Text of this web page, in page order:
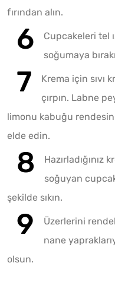
fırından alın.
Cupcakeleri tel
soğumaya
Krema için sıvı
çırpın. Labne
limonu kabuğu
elde edin.
Hazırladığınız
soğuyan
şekilde sıkın.
Üzerlerini
nane
olsun.